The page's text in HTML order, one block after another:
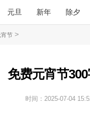
元旦 新年 除夕
宵节 >
免费元宵节
时间： 2025-07-04